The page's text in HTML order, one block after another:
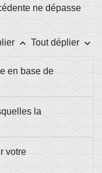
ne dépasse
keyboard_arrow_up Tout déplier keyboard_arrow_down
en base de
la
votre